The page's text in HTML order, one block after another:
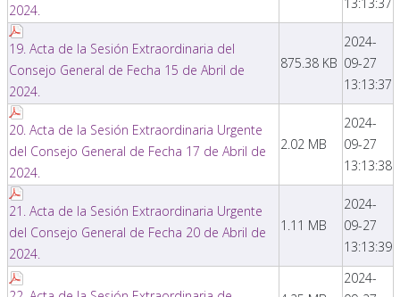
2024.
19. Acta de la Sesión Extraordinaria del
Consejo General de Fecha 15 de Abril de
2024.
875.38 KB
2024-
09-27
13:13:37
20. Acta de la Sesión Extraordinaria Urgente
del Consejo General de Fecha 17 de Abril de
2024.
2.02 MB
2024-
09-27
13:13:38
21. Acta de la Sesión Extraordinaria Urgente
del Consejo General de Fecha 20 de Abril de
2024.
1.11 MB
2024-
09-27
13:13:39
2024-